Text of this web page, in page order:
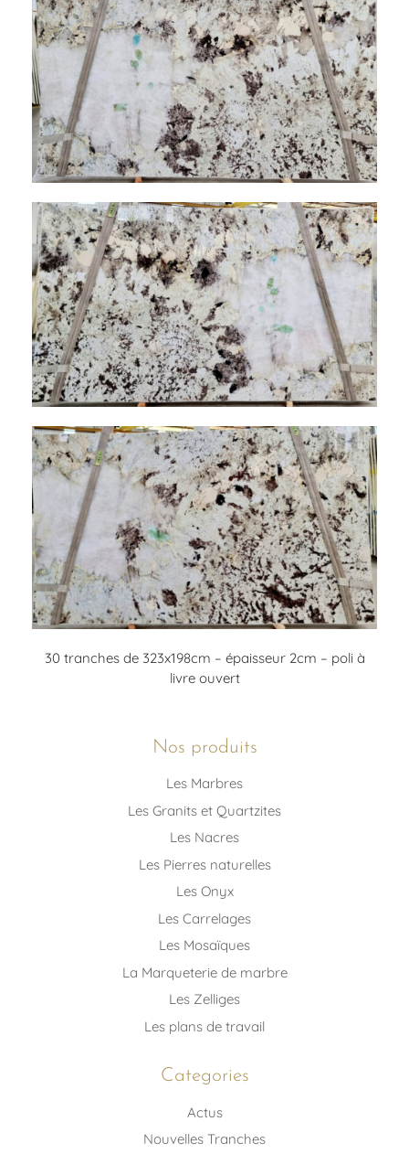
30 tranches de 323x198cm – épaisseur 2cm – poli à
livre ouvert
Nos produits
Les Marbres
Les Granits et Quartzites
Les Nacres
Les Pierres naturelles
Les Onyx
Les Carrelages
Les Mosaïques
La Marqueterie de marbre
Les Zelliges
Les plans de travail
Categories
Actus
Nouvelles Tranches